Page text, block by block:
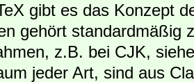
gibt es das Konzept
gehört standardmäßig
z.B. bei CJK,
jeder Art, sind aus